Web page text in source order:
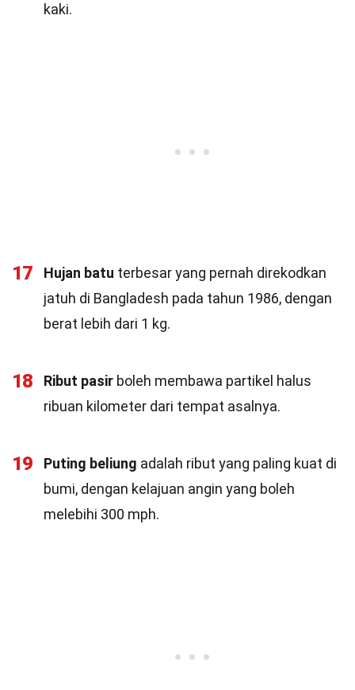
kaki.
17 Hujan batu terbesar yang pernah direkodkan
jatuh di Bangladesh pada tahun 1986, dengan
berat lebih dari 1 kg.
18 Ribut pasir boleh membawa partikel halus
ribuan kilometer dari tempat asalnya.
19 Puting beliung adalah ribut yang paling kuat di
bumi, dengan kelajuan angin yang boleh
melebihi 300 mph.